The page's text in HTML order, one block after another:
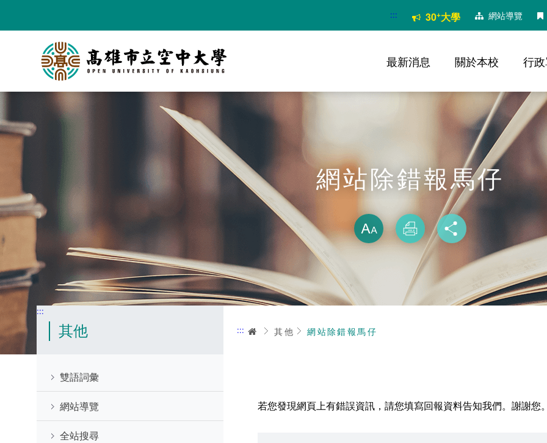
要
::: 30+大學 網站導覽
最新消息 關於本校 行
網站除錯報馬仔
放大
列印
:::
其他
雙語詞彙
網站導覽
全站搜尋
::: 首頁其他 網站除錯報馬仔
若您發現網頁上有錯誤資訊，請您填寫回報資料告知我們。謝謝您